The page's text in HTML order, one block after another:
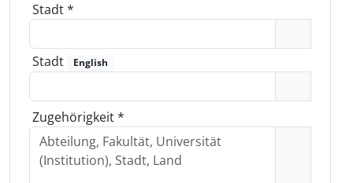
Stadt*
Stadt English
Zugehörigkeit*